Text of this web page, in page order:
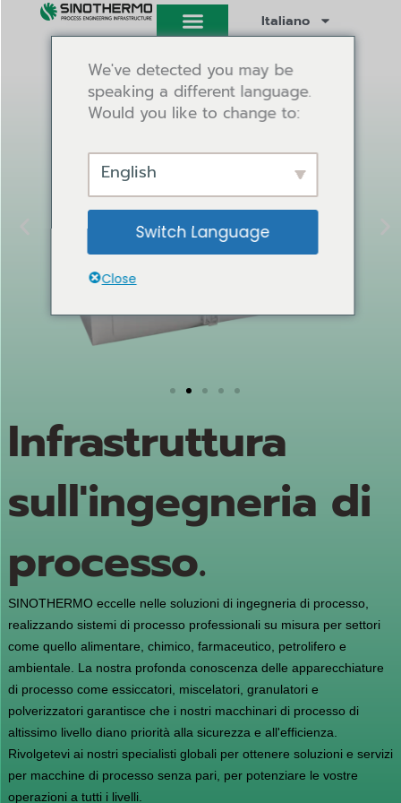
Italiano
Infrastruttura
sull'ingegneria di
processo.
SINOTHERMO eccelle nelle soluzioni di ingegneria di processo,
realizzando sistemi di processo professionali su misura per settori
come quello alimentare, chimico, farmaceutico, petrolifero e
ambientale. La nostra profonda conoscenza delle apparecchiature
di processo come essiccatori, miscelatori, granulatori e
polverizzatori garantisce che i nostri macchinari di processo di
altissimo livello diano priorità alla sicurezza e all'efficienza.
Rivolgetevi ai nostri specialisti globali per ottenere soluzioni e servizi
per macchine di processo senza pari, per potenziare le vostre
operazioni a tutti i livelli.
We've detected you may be
speaking a different language.
Would you like to change to:
English
Switch Language
Close